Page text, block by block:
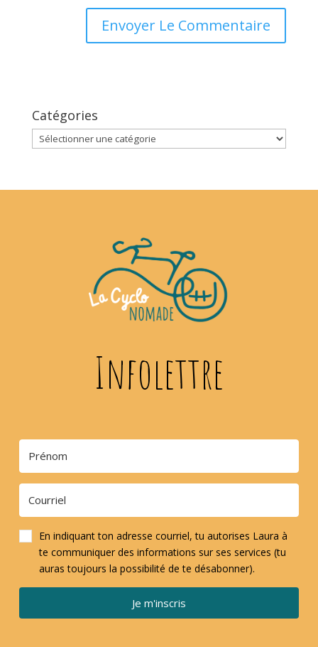
Catégories
Catégories
Infolettre
En indiquant ton adresse courriel, tu autorises Laura à
te communiquer des informations sur ses services (tu
auras toujours la possibilité de te désabonner).
Je m'inscris